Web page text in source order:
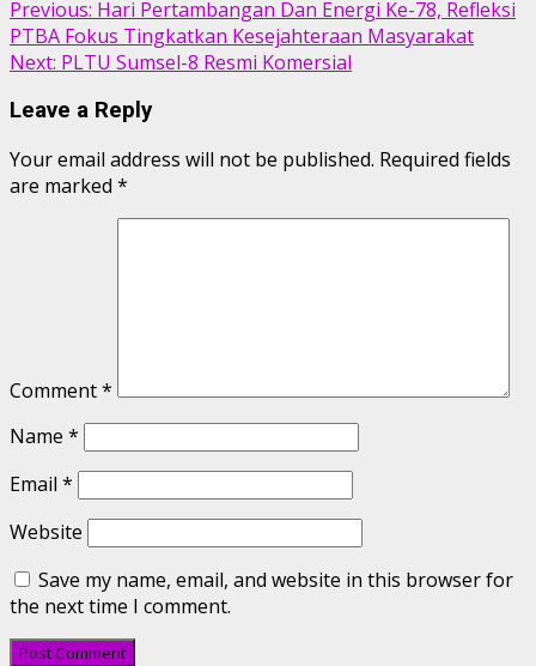
Previous: Hari Pertambangan Dan Energi Ke-78, Refleksi
PTBA Fokus Tingkatkan Kesejahteraan Masyarakat
Next: PLTU Sumsel-8 Resmi Komersial
Leave a Reply
Your email address will not be published. Required fields
are marked *
Comment*
Name *
Email *
Website
Save my name, email, and website in this browser for
the next time I comment.